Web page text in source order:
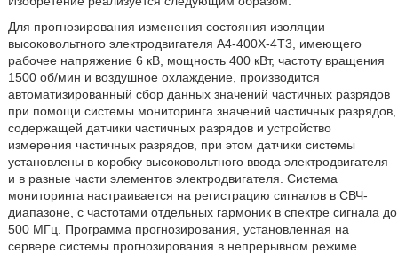
Для прогнозирования изменения состояния изоляции
высоковольтного электродвигателя А4-400X-4T3, имеющего
рабочее напряжение 6 кВ, мощность 400 кВт, частоту вращения
1500 об/мин и воздушное охлаждение, производится
автоматизированный сбор данных значений частичных разрядов
при помощи системы мониторинга значений частичных разрядов,
содержащей датчики частичных разрядов и устройство
измерения частичных разрядов, при этом датчики системы
установлены в коробку высоковольтного ввода электродвигателя
и в разные части элементов электродвигателя. Система
мониторинга настраивается на регистрацию сигналов в СВЧ-
диапазоне, с частотами отдельных гармоник в спектре сигнала до
500 МГц. Программа прогнозирования, установленная на
сервере системы прогнозирования в непрерывном режиме